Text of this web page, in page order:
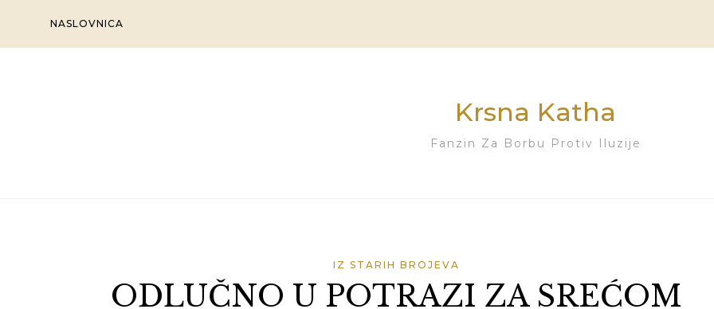
content
NASLOVNICA
Krsna Katha
Fanzin Za Borbu Protiv Iluzije
IZ STARIH BROJEVA
ODLUČNO U POTRAZI ZA SREĆOM